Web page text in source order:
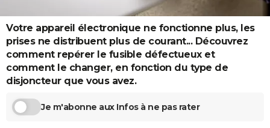
PHOTO
GUIDES D'ACHAT
BONS PLANS
CARTE DE VOEUX
Carte de Noël
Carte Bonne année
Carte Saint-Valentin
Carte Pâques
Carte d'anniversaire
DICTIONNAIRE
Votre appareil électronique ne fonctionne plus, les
prises ne distribuent plus de courant... Découvrez
comment repérer le fusible défectueux et
comment le changer, en fonction du type de
disjoncteur que vous avez.
Je m'abonne aux Infos à ne pas rater